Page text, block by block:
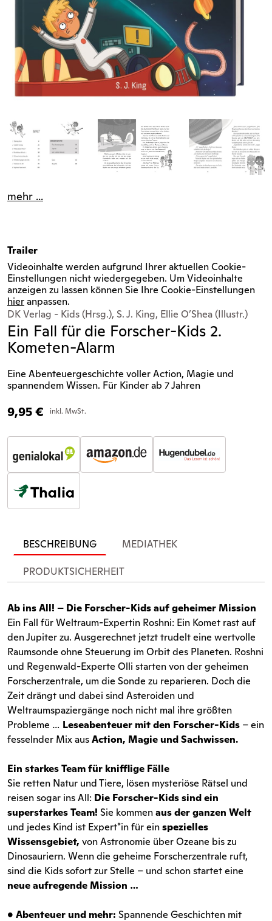
mehr ...
Trailer
Videoinhalte werden aufgrund Ihrer aktuellen Cookie-
Einstellungen nicht wiedergegeben. Um Videoinhalte
anzeigen zu lassen können Sie Ihre Cookie-Einstellungen
hieranpassen.
DK Verlag - Kids (Hrsg.), S. J. King, Ellie O’Shea (Illustr.)
Ein Fall für die Forscher-Kids 2.
Kometen-Alarm
Eine Abenteuergeschichte voller Action, Magie und
spannendem Wissen. Für Kinder ab 7 Jahren
9,95€ inkl. MwSt.
BESCHREIBUNG MEDIATHEK
PRODUKTSICHERHEIT
Ab ins All! – Die Forscher-Kids auf geheimer Mission
Ein Fall für Weltraum-Expertin Roshni: Ein Komet rast auf
den Jupiter zu. Ausgerechnet jetzt trudelt eine wertvolle
Raumsonde ohne Steuerung im Orbit des Planeten. Roshni
und Regenwald-Experte Olli starten von der geheimen
Forscherzentrale, um die Sonde zu reparieren. Doch die
Zeit drängt und dabei sind Asteroiden und
Weltraumspaziergänge noch nicht mal ihre größten
Probleme … Leseabenteuer mit den Forscher-Kids – ein
fesselnder Mix ausAction, Magie und Sachwissen.
Ein starkes Team für knifflige Fälle
Sie retten Natur und Tiere, lösen mysteriöse Rätsel und
reisen sogar ins All: Die Forscher-Kids sind ein
superstarkes Team! Sie kommenaus der ganzen Welt
und jedes Kind ist Expert*in für einspezielles
Wissensgebiet, von Astronomie über Ozeane bis zu
Dinosauriern. Wenn die geheime Forscherzentrale ruft,
sind die Kids sofort zur Stelle – und schon startet eine
neue aufregende Mission …
• Abenteuer und mehr: Spannende Geschichten mit